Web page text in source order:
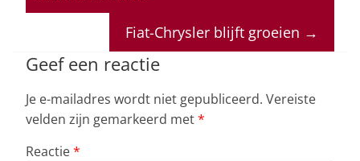
A
p
b
o
k
n s
Fiat-Chrysler blijft groeien →
Geef een reactie
Je e-mailadres wordt niet gepubliceerd. Vereiste
velden zijn gemarkeerd met*
Reactie*